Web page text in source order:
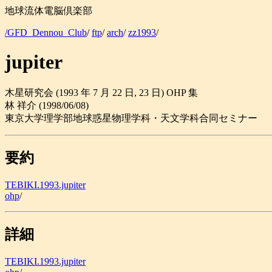
地球流体電脳倶楽部
/GFD_Dennou_Club/ftp/arch/zz1993/
jupiter
木星研究会 (1993 年 7 月 22 日, 23 日) OHP 集
林 祥介 (1998/06/08)
東京大学理学部地球惑星物理学科・天文学科合同セミナー
要約
TEBIKI.1993.jupiter
ohp/
詳細
TEBIKI.1993.jupiter